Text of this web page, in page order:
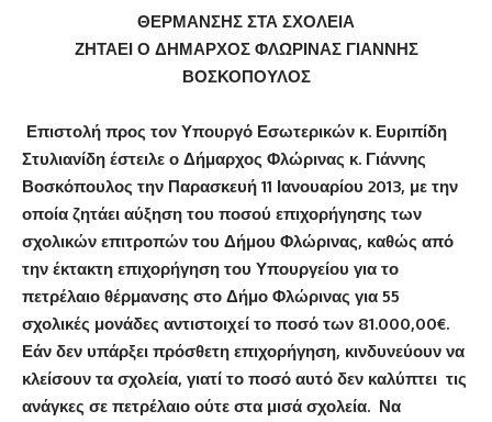
ΘΕΡΜΑΝΣΗΣ ΣΤΑ ΣΧΟΛΕΙΑ
ΖΗΤΑΕΙ Ο ΔΗΜΑΡΧΟΣ ΦΛΩΡΙΝΑΣ ΓΙΑΝΝΗΣ
ΒΟΣΚΟΠΟΥΛΟΣ
Επιστολή προς τον Υπουργό Εσωτερικών κ. Ευριπίδη
Στυλιανίδη έστειλε ο Δήμαρχος Φλώρινας κ. Γιάννης
Βοσκόπουλος την Παρασκευή 11 Ιανουαρίου 2013, με την
οποία ζητάει αύξηση του ποσού επιχορήγησης των
σχολικών επιτροπών του Δήμου Φλώρινας, καθώς από
την έκτακτη επιχορήγηση του Υπουργείου για το
πετρέλαιο θέρμανσης στο Δήμο Φλώρινας για 55
σχολικές μονάδες αντιστοιχεί το ποσό των 81.000,00€.
Εάν δεν υπάρξει πρόσθετη επιχορήγηση, κινδυνεύουν να
κλείσουν τα σχολεία, γιατί το ποσό αυτό δεν καλύπτει τις
ανάγκες σε πετρέλαιο ούτε στα μισά σχολεία. Να